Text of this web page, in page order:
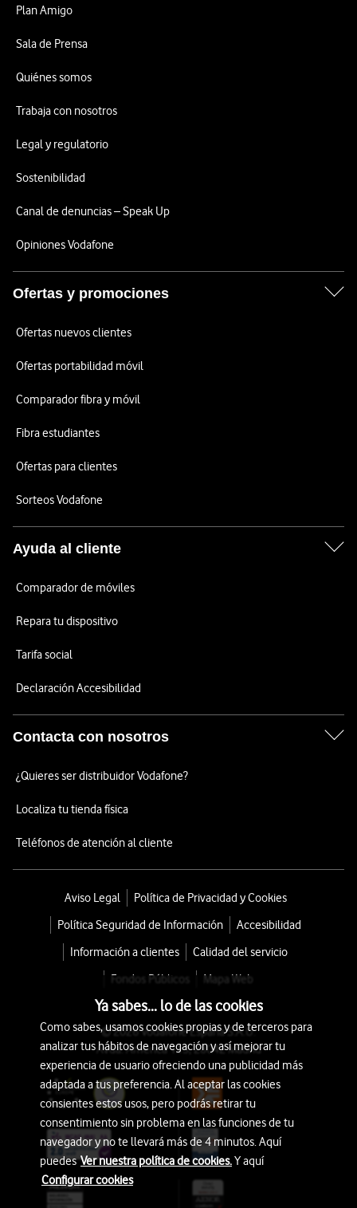
Plan Amigo
Sala de Prensa
Quiénes somos
Trabaja con nosotros
Legal y regulatorio
Sostenibilidad
Canal de denuncias – Speak Up
Opiniones Vodafone
Ofertas y promociones
Ofertas nuevos clientes
Ofertas portabilidad móvil
Comparador fibra y móvil
Fibra estudiantes
Ofertas para clientes
Sorteos Vodafone
Ayuda al cliente
Comparador de móviles
Repara tu dispositivo
Tarifa social
Declaración Accesibilidad
Contacta con nosotros
¿Quieres ser distribuidor Vodafone?
Localiza tu tienda física
Teléfonos de atención al cliente
Aviso Legal
Política de Privacidad y Cookies
Política Seguridad de Información
Accesibilidad
Información a clientes
Calidad del servicio
Fondos Públicos
Mapa Web
© 2026 Vodafone España S.A.U.
Avda. América 115, 28042 Madrid
Ya sabes... lo de las cookies
Como sabes, usamos cookies propias y de terceros para
analizar tus hábitos de navegación y así mejorar tu
experiencia de usuario ofreciendo una publicidad más
adaptada a tus preferencia. Al aceptar las cookies
consientes estos usos, pero podrás retirar tu
consentimiento sin problema en las funciones de tu
navegador y no te llevará más de 4 minutos. Aquí
puedesVer nuestra política de cookies.Y aquí
Configurar cookies